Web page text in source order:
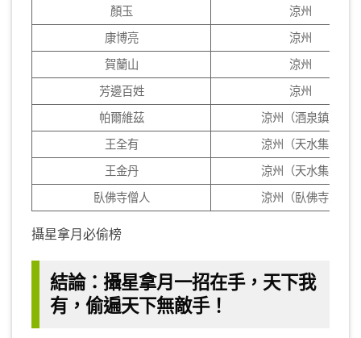
顏玉 涼州
康博亮 涼州
賀蘭山 涼州
芳邊百姓 涼州
帕爾維茲 涼州（酒泉鎮）
王全有 涼州（天水集）
王金丹 涼州（天水集）
臥佛寺僧人 涼州（臥佛寺）
攝星拿月必偷榜
結論：攝星拿月一招在手，天下我
有，偷遍天下無敵手！